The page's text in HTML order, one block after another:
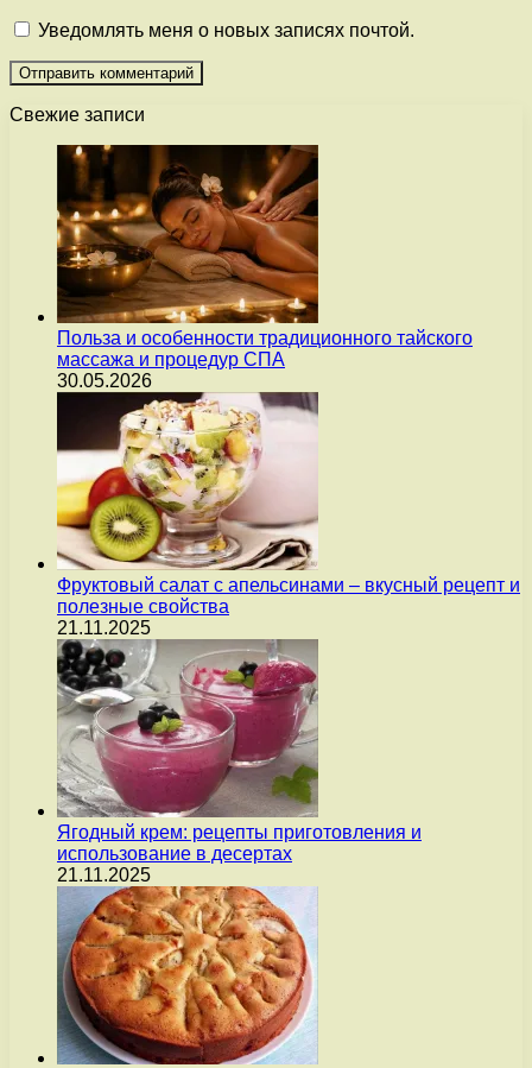
Уведомлять меня о новых записях почтой.
Свежие записи
Польза и особенности традиционного тайского
массажа и процедур СПА
30.05.2026
Фруктовый салат с апельсинами – вкусный рецепт и
полезные свойства
21.11.2025
Ягодный крем: рецепты приготовления и
использование в десертах
21.11.2025